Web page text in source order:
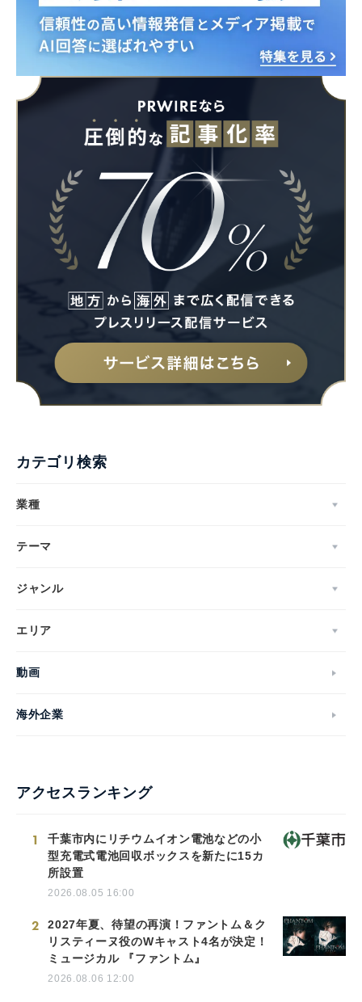
カテゴリ検索
業種
テーマ
ジャンル
エリア
動画
海外企業
アクセスランキング
1
千葉市内にリチウムイオン電池などの小
型充電式電池回収ボックスを新たに15カ
所設置
2026.08.05 16:00
2
2027年夏、待望の再演！ファントム＆ク
リスティーヌ役のWキャスト4名が決定！
ミュージカル 『ファントム』
2026.08.06 12:00